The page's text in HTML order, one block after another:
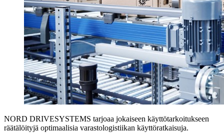
NORD DRIVESYSTEMS tarjoaa jokaiseen käyttötarkoitukseen
räätälöityjä optimaalisia varastologistiikan käyttöratkaisuja.